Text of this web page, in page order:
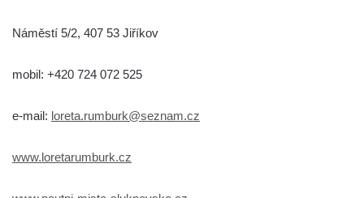
Náměstí 5/2, 407 53 Jiříkov
mobil: +420 724 072 525
e-mail: loreta.rumburk@seznam.cz
www.loretarumburk.cz